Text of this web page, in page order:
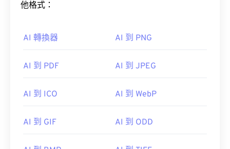
他格式：
AI 轉換器 AI 到 PNG
AI 到 PDF AI 到 JPEG
AI 到 ICO AI 到 WebP
AI 到 GIF AI 到 ODD